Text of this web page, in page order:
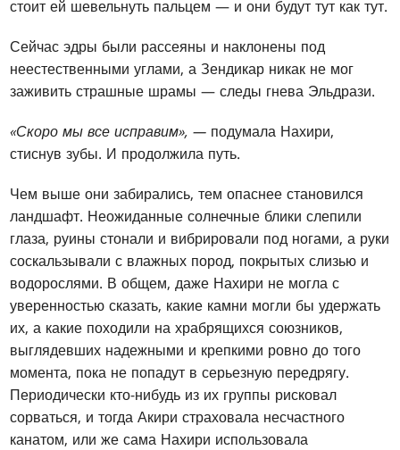
стоит ей шевельнуть пальцем — и они будут тут как тут.
Сейчас эдры были рассеяны и наклонены под
неестественными углами, а Зендикар никак не мог
заживить страшные шрамы — следы гнева Эльдрази.
«Скоро мы все исправим», — подумала Нахири,
стиснув зубы. И продолжила путь.
Чем выше они забирались, тем опаснее становился
ландшафт. Неожиданные солнечные блики слепили
глаза, руины стонали и вибрировали под ногами, а руки
соскальзывали с влажных пород, покрытых слизью и
водорослями. В общем, даже Нахири не могла с
уверенностью сказать, какие камни могли бы удержать
их, а какие походили на храбрящихся союзников,
выглядевших надежными и крепкими ровно до того
момента, пока не попадут в серьезную передрягу.
Периодически кто-нибудь из их группы рисковал
сорваться, и тогда Акири страховала несчастного
канатом, или же сама Нахири использовала